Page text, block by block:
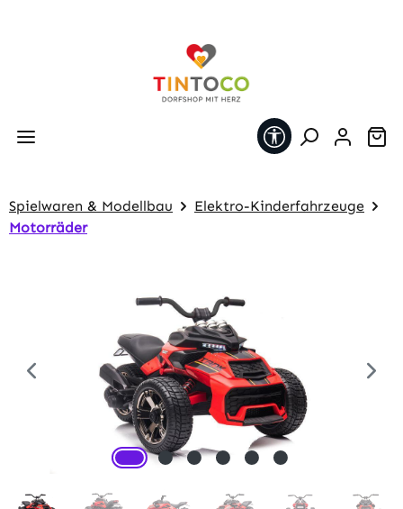
Werkzeugleiste
Spielwaren & Modellbau
Elektro-Kinderfahrzeuge
Motorräder